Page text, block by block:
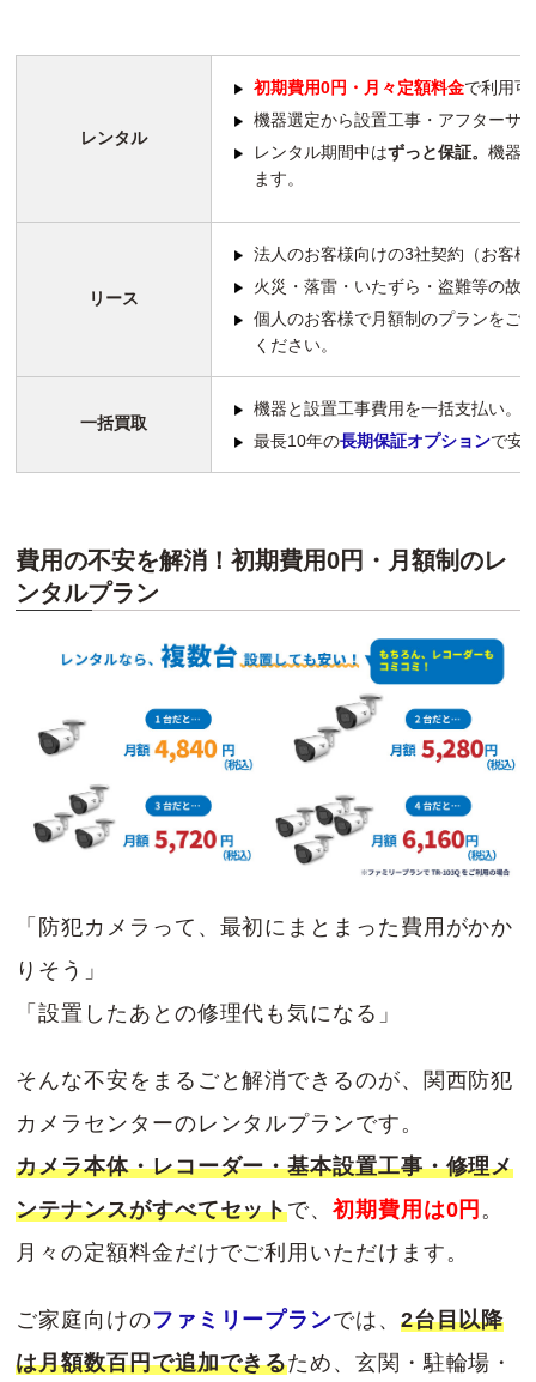
レンタル
初期費用0円・月々定額料金で利用可
機器選定から設置工事・アフターサ
レンタル期間中はずっと保証。機器
ます。
リース
法人のお客様向けの3社契約（お客
火災・落雷・いたずら・盗難等の故
個人のお客様で月額制のプランをご
ください。
一括買取
機器と設置工事費用を一括支払い。
最長10年の長期保証オプションで安
費用の不安を解消！初期費用0円・月額制のレ
ンタルプラン
「防犯カメラって、最初にまとまった費用がかか
りそう」
「設置したあとの修理代も気になる」
そんな不安をまるごと解消できるのが、関西防犯
カメラセンターのレンタルプランです。
カメラ本体・レコーダー・基本設置工事・修理メ
ンテナンスがすべてセットで、初期費用は0円 。
月々の定額料金だけでご利用いただけます。
ご家庭向けのファミリープランでは、 2台目以降
は月額数百円で追加できるため、玄関・駐輪場・